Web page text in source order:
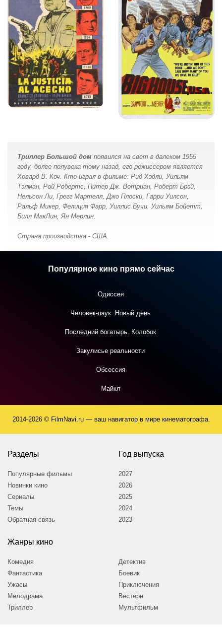
Триллер Большой дом появился на свет в далеком 1955
году, более полувека тому назад, его режиссером является
Ховард В. Коч. Кто играл в фильме: Рид Хэдли, Уильям
Тэлман, Рой Робертс, Питер Дж. Вотриан, Роберт Брэй,
Нельсон Ли, Грегг Мартелл, Джо Плоски, Гарри Уилсон,
Ральф Микер, Фелиция Фарр, Уиллис Бучи, Уильям Бойетт,
Билл МакЛин, Ян Мерлин.
Страна производства - США.
Популярное кино прямо сейчас
Одиссея
Человек-паук: Новый день
Последний богатырь. Колобок
Закулисье реальности
Обсессия
Майкл
2014-2026 © FilmNavi.ru — ваш навигатор в мире кинематографа.
Разделы
Популярные фильмы
Новинки кино
Сериалы
Темы
Обратная связь
Год выпуска
2027
2026
2025
2024
2023
Жанры кино
Комедия
Фантастика
Ужасы
Мелодрама
Триллер
Детектив
Боевик
Приключения
Вестерн
Мультфильм